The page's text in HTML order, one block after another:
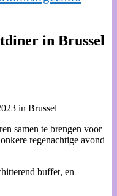
in Brussel
in Brussel
samen te brengen voor
regenachtige avond
buffet, en